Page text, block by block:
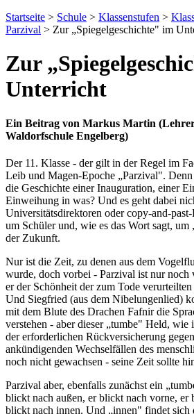
Startseite > Schule > Klassenstufen >
Parzival > Zur „Spiegelgeschichte" im
Zur
Unterricht
Ein Beitrag von Markus Martin
Waldorfschule Engelberg)
Der 11. Klasse - der gilt in der Regel im
Leib und Magen-Epoche „Parzival".
die Geschichte einer Inauguration, einer
Einweihung in was? Und es geht dabei
Universitätsdirektoren oder copy-and-
um Schüler und, wie es das Wort sagt,
der Zukunft.
Nur ist die Zeit, zu denen aus dem
wurde, doch vorbei - Parzival ist nur noch
er der Schönheit der zum Tode
Und Siegfried (aus dem Nibelungenlied)
mit dem Blute des Drachen Fafnir die
verstehen - aber dieser „tumbe" Held, wie
der erforderlichen Rückversicherung
ankündigenden Wechselfällen des
noch nicht gewachsen - seine Zeit sollte
Parzival aber, ebenfalls zunächst ein
blickt nach außen, er blickt nach vorne, er
blickt nach innen. Und „innen" findet sich